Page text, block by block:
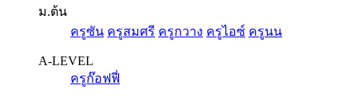
ม.ต้น
ครูซัน ครูสมศรี ครูกวาง ครูไอซ์ ครูนน
A-LEVEL
ครูก๊อฟฟี่